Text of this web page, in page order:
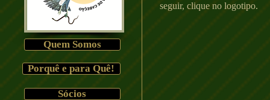
seguir, clique no logotipo.
Quem Somos
Porquê e para Quê!
Sócios